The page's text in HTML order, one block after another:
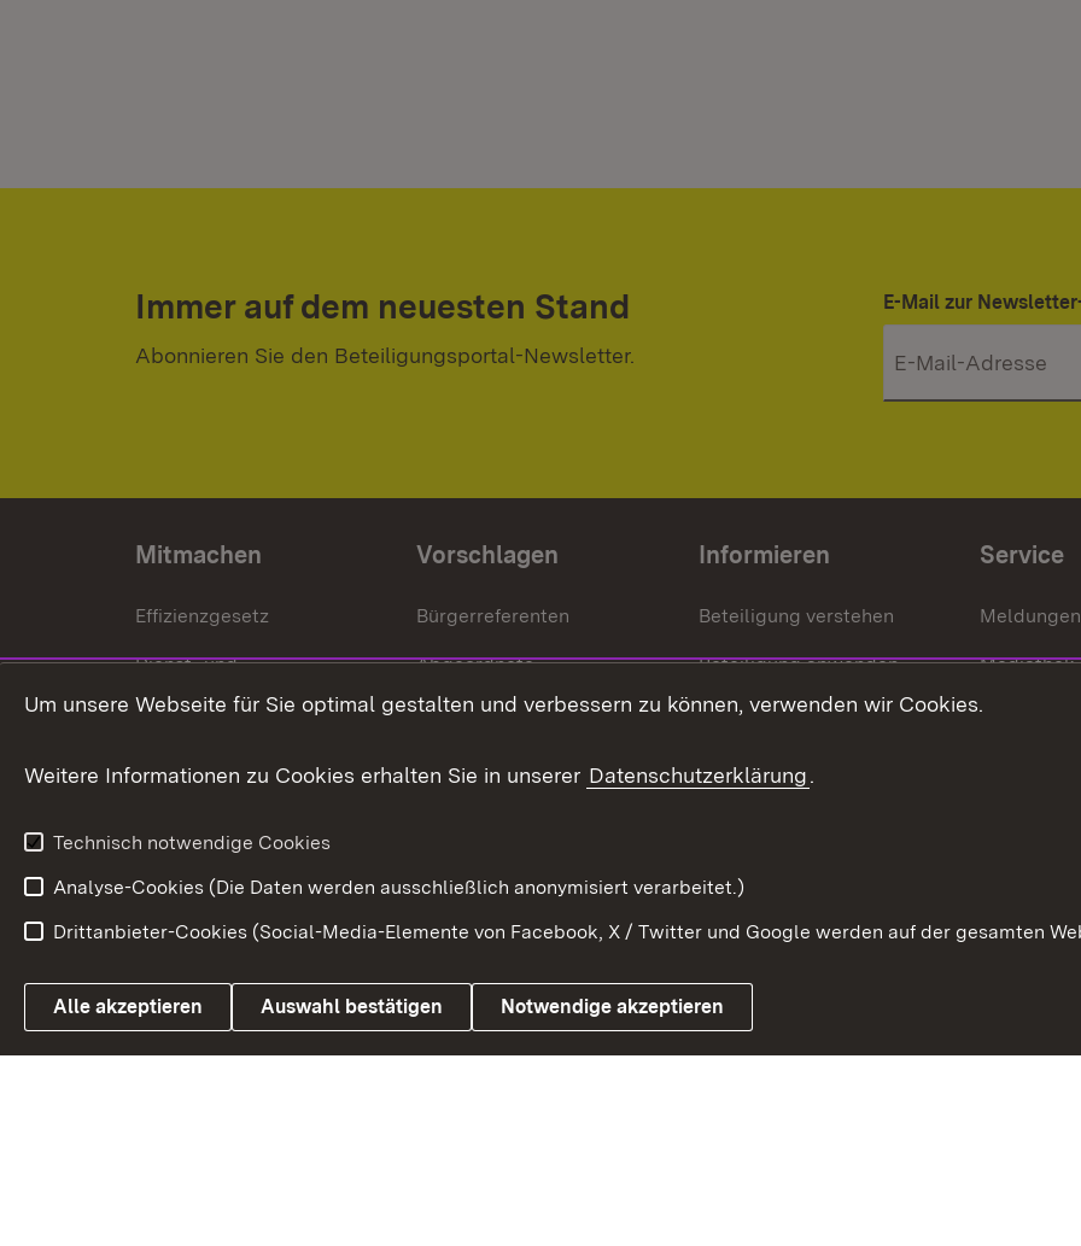
Immer auf dem neuesten Stand
Abonnieren Sie den Beteiligungsportal-Newsletter.
E-Mail zur
Mitmachen
Effizienzgesetz
Dienst- und
Versorgungsbezüge
Weitere
Vorschlagen
Bürgerreferenten
Abgeordnete
Bürgerbeauftragte
Informieren
Beteiligung verstehen
Beteiligung anwenden
Beteiligung stärken
Service
Meldungen
Mediathek
Link zum Landesportal
Impressum Kontakt
Um unsere Webseite für Sie optimal gestalten und verbessern zu können, verwenden wir Cookies.
Weitere Informationen zu Cookies erhalten Sie in unserer Datenschutzerklärung.
Technisch notwendige Cookies
Analyse-Cookies (Die Daten werden ausschließlich anonymisiert verarbeitet.)
Drittanbieter-Cookies (Social-Media-Elemente von Facebook, X / Twitter und Google werden auf der gesamten
Alle akzeptieren Auswahl bestätigen Notwendige akzeptieren